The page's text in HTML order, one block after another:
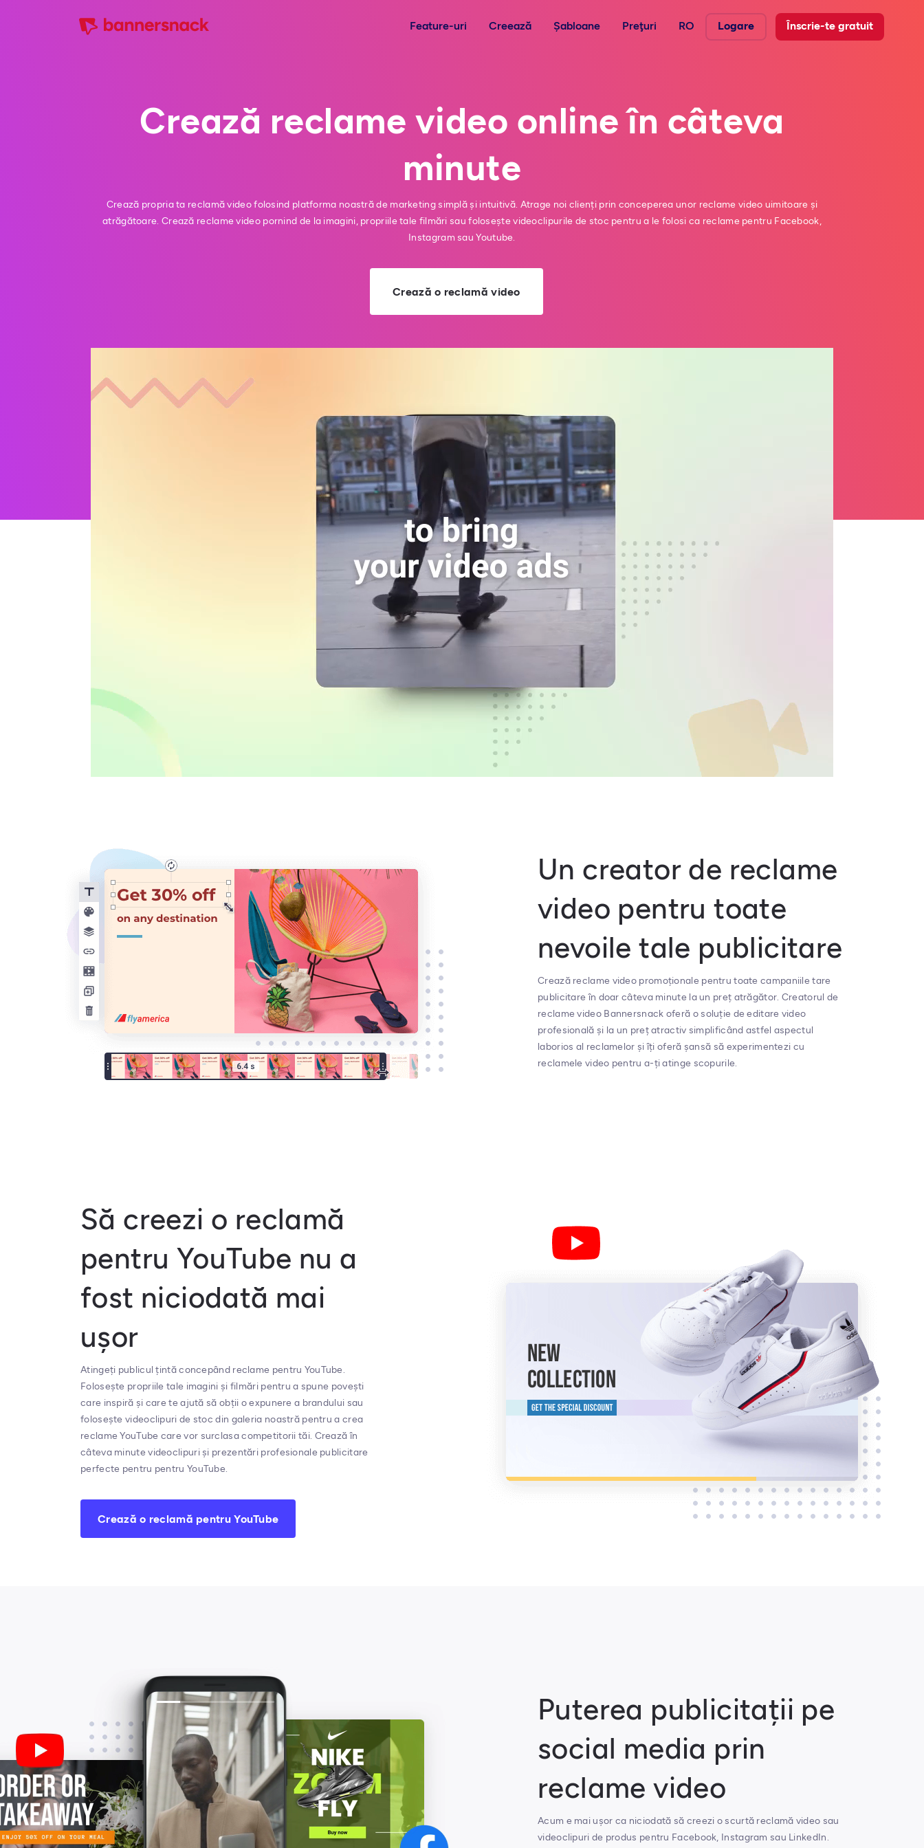
Feature-uri Creează Șabloane Preţuri RO Logare Înscrie-te gratuit
Crează reclame video online în câteva
minute
Crează propria ta reclamă video folosind platforma noastră de marketing simplă și intuitivă. Atrage noi clienți prin conceperea unor reclame video uimitoare și
atrăgătoare. Crează reclame video pornind de la imagini, propriile tale filmări sau folosește videoclipurile de stoc pentru a le folosi ca reclame pentru Facebook,
Instagram sau Youtube.
Crează o reclamă video
Un creator de reclame
video pentru toate
nevoile tale publicitare
Crează reclame video promoționale pentru toate campaniile tare
publicitare în doar câteva minute la un preț atrăgător. Creatorul de
reclame video Bannersnack oferă o soluție de editare video
profesională și la un preț atractiv simplificând astfel aspectul
laborios al reclamelor și îți oferă șansă să experimentezi cu
reclamele video pentru a-ți atinge scopurile.
Să creezi o reclamă
pentru YouTube nu a
fost niciodată mai
ușor
Atingeți publicul țintă concepând reclame pentru YouTube.
Folosește propriile tale imagini și filmări pentru a spune povești
care inspiră și care te ajută să obții o expunere a brandului sau
folosește videoclipuri de stoc din galeria noastră pentru a crea
reclame YouTube care vor surclasa competitorii tăi. Crează în
câteva minute videoclipuri și prezentări profesionale publicitare
perfecte pentru pentru YouTube.
Crează o reclamă pentru YouTube
Puterea publicitații pe
social media prin
reclame video
Acum e mai ușor ca niciodată să creezi o scurtă reclamă video sau
videoclipuri de produs pentru Facebook, Instagram sau LinkedIn.